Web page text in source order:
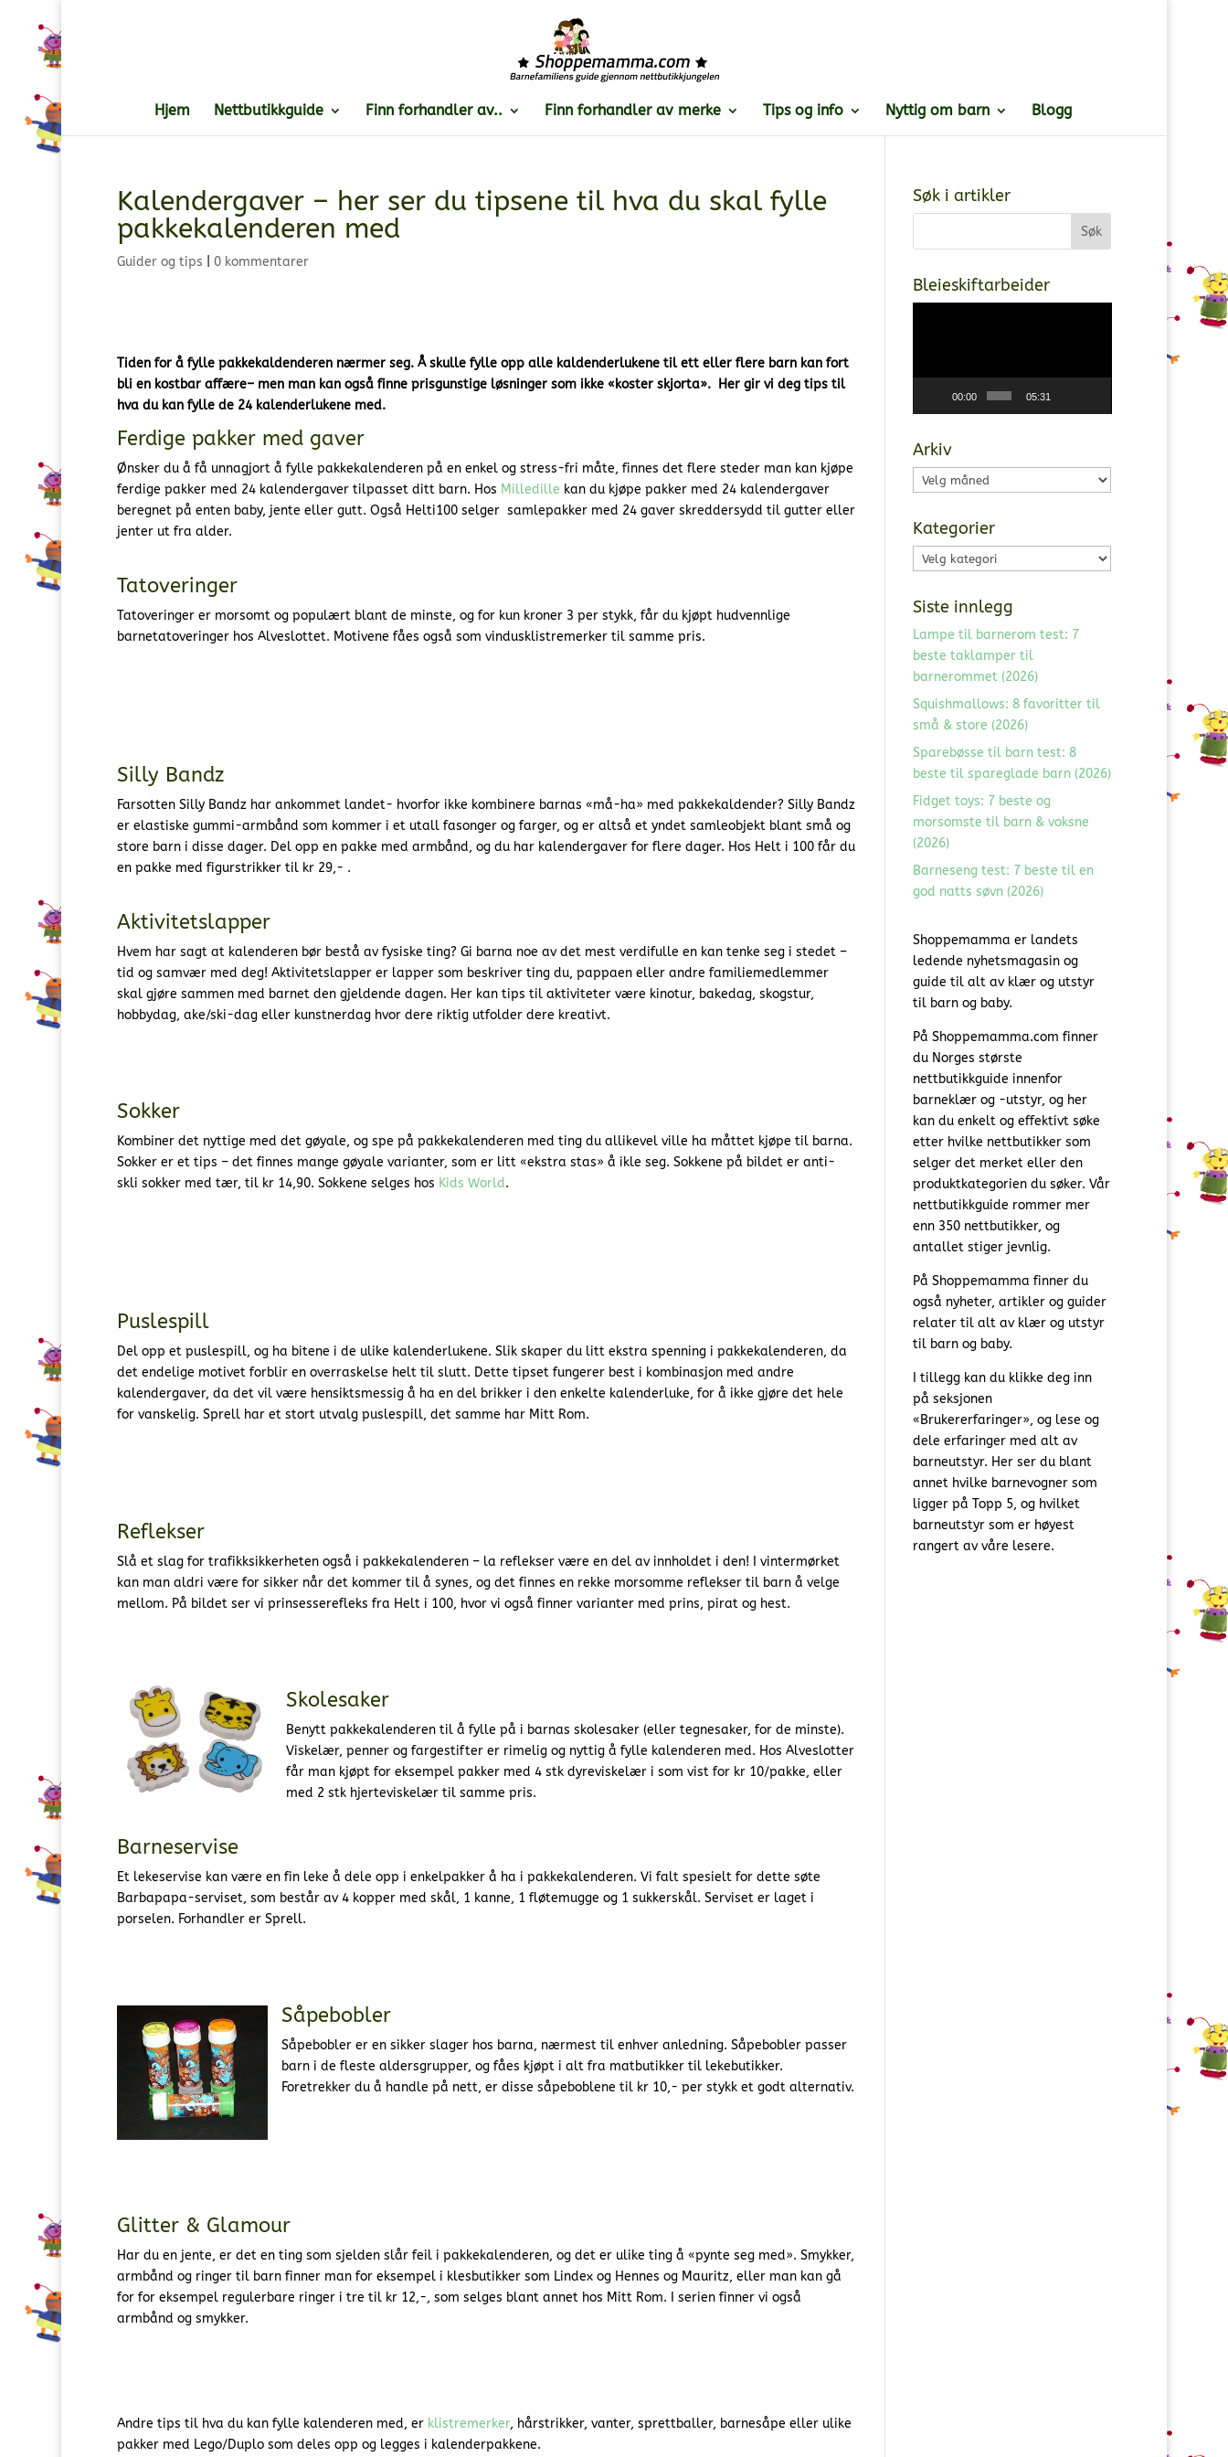
Hjem Nettbutikkguide Finn forhandler av.. Finn forhandler av merke Tips og info Nyttig om barn Blogg
Kalendergaver – her ser du tipsene til hva du skal fylle
pakkekalenderen med
Guider og tips 0 kommentarer
Tiden for å fylle pakkekaldenderen nærmer seg. Å skulle fylle opp alle kaldenderlukene til ett eller flere barn kan fort
bli en kostbar affære– men man kan også finne prisgunstige løsninger som ikke «koster skjorta». Her gir vi deg tips til
hva du kan fylle de 24 kalenderlukene med.
Ferdige pakker med gaver
Ønsker du å få unnagjort å fylle pakkekalenderen på en enkel og stress-fri måte, finnes det flere steder man kan kjøpe
ferdige pakker med 24 kalendergaver tilpasset ditt barn. Hos Milledille kan du kjøpe pakker med 24 kalendergaver
beregnet på enten baby, jente eller gutt. Også Helti100 selger samlepakker med 24 gaver skreddersydd til gutter eller
jenter ut fra alder.
Tatoveringer
Tatoveringer er morsomt og populært blant de minste, og for kun kroner 3 per stykk, får du kjøpt hudvennlige
barnetatoveringer hos Alveslottet. Motivene fåes også som vindusklistremerker til samme pris.
Silly Bandz
Farsotten Silly Bandz har ankommet landet- hvorfor ikke kombinere barnas «må-ha» med pakkekaldender? Silly Bandz
er elastiske gummi-armbånd som kommer i et utall fasonger og farger, og er altså et yndet samleobjekt blant små og
store barn i disse dager. Del opp en pakke med armbånd, og du har kalendergaver for flere dager. Hos Helt i 100 får du
en pakke med figurstrikker til kr 29,- .
Aktivitetslapper
Hvem har sagt at kalenderen bør bestå av fysiske ting? Gi barna noe av det mest verdifulle en kan tenke seg i stedet –
tid og samvær med deg! Aktivitetslapper er lapper som beskriver ting du, pappaen eller andre familiemedlemmer
skal gjøre sammen med barnet den gjeldende dagen. Her kan tips til aktiviteter være kinotur, bakedag, skogstur,
hobbydag, ake/ski-dag eller kunstnerdag hvor dere riktig utfolder dere kreativt.
Sokker
Kombiner det nyttige med det gøyale, og spe på pakkekalenderen med ting du allikevel ville ha måttet kjøpe til barna.
Sokker er et tips – det finnes mange gøyale varianter, som er litt «ekstra stas» å ikle seg. Sokkene på bildet er anti-
skli sokker med tær, til kr 14,90. Sokkene selges hos Kids World.
Puslespill
Del opp et puslespill, og ha bitene i de ulike kalenderlukene. Slik skaper du litt ekstra spenning i pakkekalenderen, da
det endelige motivet forblir en overraskelse helt til slutt. Dette tipset fungerer best i kombinasjon med andre
kalendergaver, da det vil være hensiktsmessig å ha en del brikker i den enkelte kalenderluke, for å ikke gjøre det hele
for vanskelig. Sprell har et stort utvalg puslespill, det samme har Mitt Rom.
Reflekser
Slå et slag for trafikksikkerheten også i pakkekalenderen – la reflekser være en del av innholdet i den! I vintermørket
kan man aldri være for sikker når det kommer til å synes, og det finnes en rekke morsomme reflekser til barn å velge
mellom. På bildet ser vi prinsesserefleks fra Helt i 100, hvor vi også finner varianter med prins, pirat og hest.
Skolesaker
Benytt pakkekalenderen til å fylle på i barnas skolesaker (eller tegnesaker, for de minste).
Viskelær, penner og fargestifter er rimelig og nyttig å fylle kalenderen med. Hos Alveslotter
får man kjøpt for eksempel pakker med 4 stk dyreviskelær i som vist for kr 10/pakke, eller
med 2 stk hjerteviskelær til samme pris.
Barneservise
Et lekeservise kan være en fin leke å dele opp i enkelpakker å ha i pakkekalenderen. Vi falt spesielt for dette søte
Barbapapa-serviset, som består av 4 kopper med skål, 1 kanne, 1 fløtemugge og 1 sukkerskål. Serviset er laget i
porselen. Forhandler er Sprell.
Såpebobler
Såpebobler er en sikker slager hos barna, nærmest til enhver anledning. Såpebobler passer
barn i de fleste aldersgrupper, og fåes kjøpt i alt fra matbutikker til lekebutikker.
Foretrekker du å handle på nett, er disse såpeboblene til kr 10,- per stykk et godt alternativ.
Glitter & Glamour
Har du en jente, er det en ting som sjelden slår feil i pakkekalenderen, og det er ulike ting å «pynte seg med». Smykker,
armbånd og ringer til barn finner man for eksempel i klesbutikker som Lindex og Hennes og Mauritz, eller man kan gå
for for eksempel regulerbare ringer i tre til kr 12,-, som selges blant annet hos Mitt Rom. I serien finner vi også
armbånd og smykker.
Andre tips til hva du kan fylle kalenderen med, erklistremerker, hårstrikker, vanter, sprettballer, barnesåpe eller ulike
pakker med Lego/Duplo som deles opp og legges i kalenderpakkene.
Søk i artikler
Bleieskiftarbeider
00:00 05:31
Arkiv
Arkiv
Kategorier
Kategorier
Siste innlegg
Lampe til barnerom test: 7
beste taklamper til
barnerommet (2026)
Squishmallows: 8 favoritter til
små & store (2026)
Sparebøsse til barn test: 8
beste til spareglade barn (2026)
Fidget toys: 7 beste og
morsomste til barn & voksne
(2026)
Barneseng test: 7 beste til en
god natts søvn (2026)
Shoppemamma er landets
ledende nyhetsmagasin og
guide til alt av klær og utstyr
til barn og baby.
På Shoppemamma.com finner
du Norges største
nettbutikkguide innenfor
barneklær og -utstyr, og her
kan du enkelt og effektivt søke
etter hvilke nettbutikker som
selger det merket eller den
produktkategorien du søker. Vår
nettbutikkguide rommer mer
enn 350 nettbutikker, og
antallet stiger jevnlig.
På Shoppemamma finner du
også nyheter, artikler og guider
relater til alt av klær og utstyr
til barn og baby.
I tillegg kan du klikke deg inn
på seksjonen
«Brukererfaringer», og lese og
dele erfaringer med alt av
barneutstyr. Her ser du blant
annet hvilke barnevogner som
ligger på Topp 5, og hvilket
barneutstyr som er høyest
rangert av våre lesere.